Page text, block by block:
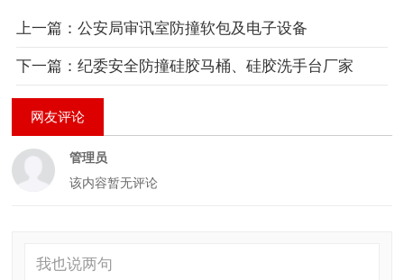
上一篇：公安局审讯室防撞软包及电子设备
下一篇：纪委安全防撞硅胶马桶、硅胶洗手台厂家
网友评论
管理员
该内容暂无评论